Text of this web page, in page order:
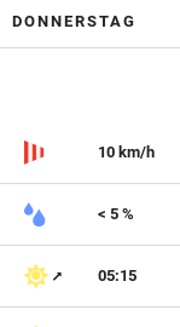
DONNERSTAG
10 km/h
< 5 %
05:15